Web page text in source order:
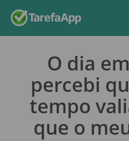
O dia
percebi
tempo
que o